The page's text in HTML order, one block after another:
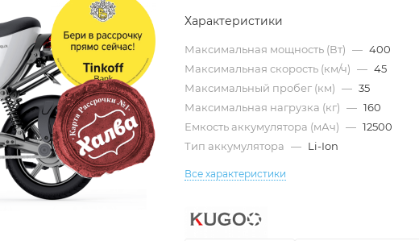
Характеристики
Максимальная мощность (Вт) — 400
Максимальная скорость (км/ч) — 45
Максимальный пробег (км) — 35
Максимальная нагрузка (кг) — 160
Емкость аккумулятора (мАч) — 12500
Тип аккумулятора — Li-Ion
Все характеристики